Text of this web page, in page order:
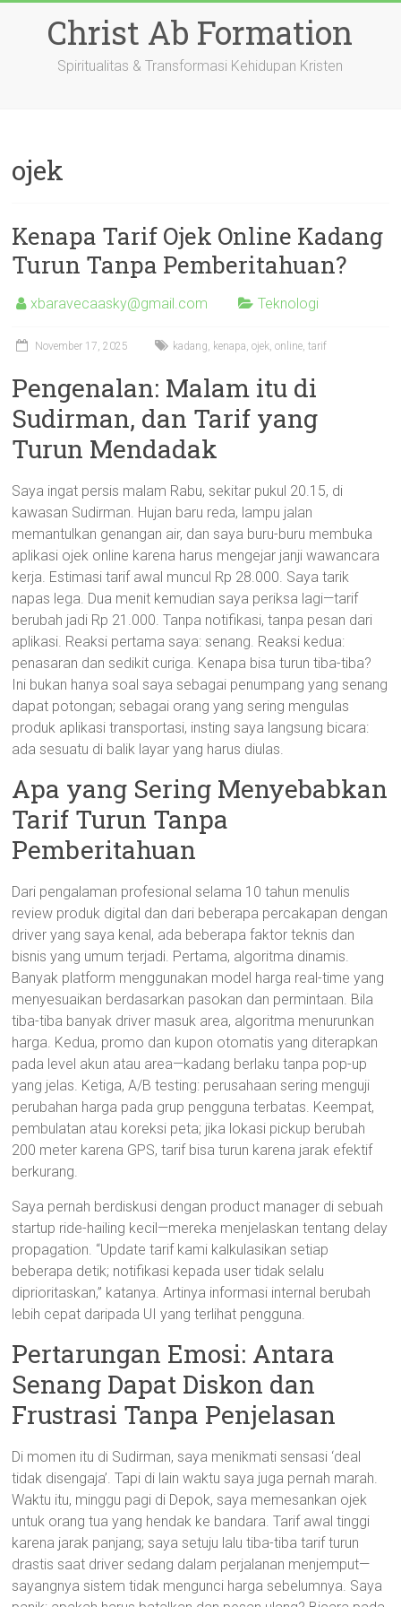
Christ Ab Formation
Spiritualitas & Transformasi Kehidupan Kristen
ojek
Kenapa Tarif Ojek Online Kadang
Turun Tanpa Pemberitahuan?
xbaravecaasky@gmail.com Teknologi
November 17, 2025 kadang, kenapa,ojek,online,tarif
Pengenalan: Malam itu di
Sudirman, dan Tarif yang
Turun Mendadak
Saya ingat persis malam Rabu, sekitar pukul 20.15, di
kawasan Sudirman. Hujan baru reda, lampu jalan
memantulkan genangan air, dan saya buru-buru membuka
aplikasi ojek online karena harus mengejar janji wawancara
kerja. Estimasi tarif awal muncul Rp 28.000. Saya tarik
napas lega. Dua menit kemudian saya periksa lagi—tarif
berubah jadi Rp 21.000. Tanpa notifikasi, tanpa pesan dari
aplikasi. Reaksi pertama saya: senang. Reaksi kedua:
penasaran dan sedikit curiga. Kenapa bisa turun tiba-tiba?
Ini bukan hanya soal saya sebagai penumpang yang senang
dapat potongan; sebagai orang yang sering mengulas
produk aplikasi transportasi, insting saya langsung bicara:
ada sesuatu di balik layar yang harus diulas.
Apa yang Sering Menyebabkan
Tarif Turun Tanpa
Pemberitahuan
Dari pengalaman profesional selama 10 tahun menulis
review produk digital dan dari beberapa percakapan dengan
driver yang saya kenal, ada beberapa faktor teknis dan
bisnis yang umum terjadi. Pertama, algoritma dinamis.
Banyak platform menggunakan model harga real-time yang
menyesuaikan berdasarkan pasokan dan permintaan. Bila
tiba-tiba banyak driver masuk area, algoritma menurunkan
harga. Kedua, promo dan kupon otomatis yang diterapkan
pada level akun atau area—kadang berlaku tanpa pop-up
yang jelas. Ketiga, A/B testing: perusahaan sering menguji
perubahan harga pada grup pengguna terbatas. Keempat,
pembulatan atau koreksi peta; jika lokasi pickup berubah
200 meter karena GPS, tarif bisa turun karena jarak efektif
berkurang.
Saya pernah berdiskusi dengan product manager di sebuah
startup ride-hailing kecil—mereka menjelaskan tentang delay
propagation. “Update tarif kami kalkulasikan setiap
beberapa detik; notifikasi kepada user tidak selalu
diprioritaskan,” katanya. Artinya informasi internal berubah
lebih cepat daripada UI yang terlihat pengguna.
Pertarungan Emosi: Antara
Senang Dapat Diskon dan
Frustrasi Tanpa Penjelasan
Di momen itu di Sudirman, saya menikmati sensasi ‘deal
tidak disengaja’. Tapi di lain waktu saya juga pernah marah.
Waktu itu, minggu pagi di Depok, saya memesankan ojek
untuk orang tua yang hendak ke bandara. Tarif awal tinggi
karena jarak panjang; saya setuju lalu tiba-tiba tarif turun
drastis saat driver sedang dalam perjalanan menjemput—
sayangnya sistem tidak mengunci harga sebelumnya. Saya